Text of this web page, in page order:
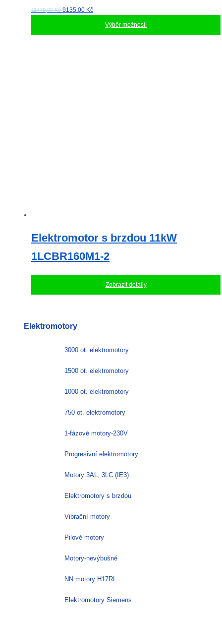
11479,00 Kč9135.00 Kč
Výběr možností
Elektromotor s brzdou 11kW
1LCBR160M1-2
Zobrazit detaily
Elektromotory
3000 ot. elektromotory
1500 ot. elektromotory
1000 ot. elektromotory
750 ot. elektromotory
1-fázové motory-230V
Progresivní elektromotory
Motory 3AL, 3LC (IE3)
Elektromotory s brzdou
Vibrační motory
Pilové motory
Motory-nevýbušné
NN motory H17RL
Elektromotory Siemens